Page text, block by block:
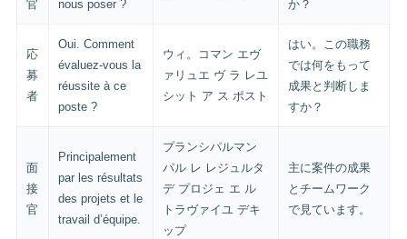
官
nous poser ?
か？
応
募
者
Oui. Comment
évaluez-vous la
réussite à ce
poste ?
ウィ。コマン エヴ
ァリュエ ヴ ラ レユ
シット ア ス ポスト
はい。この職務
では何をもって
成果と判断しま
すか？
面
接
官
Principalement
par les résultats
des projets et le
travail d’équipe.
プランシパルマン
パル レ レジュルタ
デ プロジェ エ ル
トラヴァイユ デキ
ップ
主に案件の成果
とチームワーク
で見ています。